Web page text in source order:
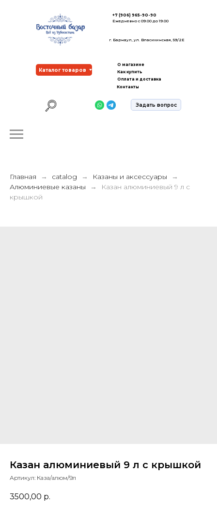
+7 (906) 965-90-90
Ежедневно с 09.00 до 19.00
г. Барнаул, ул. Власихинская, 59/2Е
Каталог товаров
Задать вопрос
О магазине
Как купить
Оплата и доставка
Контакты
Главная catalog
Казаны и аксессуары
Алюминиевые казаны
Казан алюминиевый 9 л с
крышкой
Казан алюминиевый 9 л с крышкой
Артикул: Каза/алюм/9л
3500,00 р.